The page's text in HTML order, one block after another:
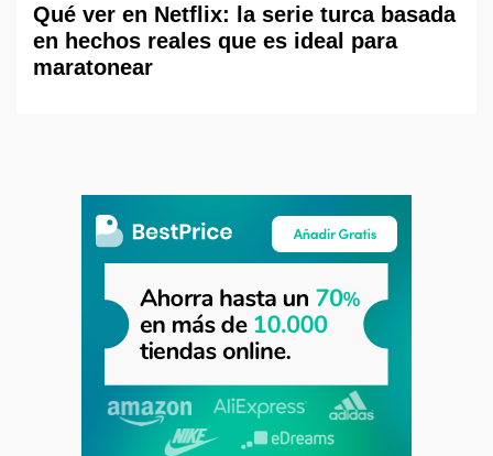
Qué ver en Netflix: la serie turca basada
en hechos reales que es ideal para
maratonear